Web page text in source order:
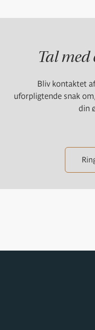
Tal
Bliv kontaktet
uforpligtende snak
din